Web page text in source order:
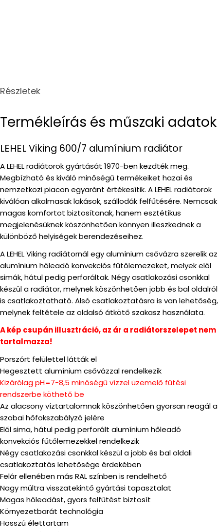
Részletek
Termékleírás és műszaki adatok
LEHEL Viking 600/7 alumínium radiátor
A LEHEL radiátorok gyártását 1970-ben kezdték meg.
Megbízható és kiváló minőségű termékeiket hazai és
nemzetközi piacon egyaránt értékesítik. A LEHEL radiátorok
kiválóan alkalmasak lakások, szállodák felfűtésére. Nemcsak
magas komfortot biztosítanak, hanem esztétikus
megjelenésüknek köszönhetően könnyen illeszkednek a
különböző helyiségek berendezéseihez.
A LEHEL Viking radiátornál egy alumínium csővázra szerelik az
alumínium hőleadó konvekciós fűtőlemezeket, melyek elől
simák, hátul pedig perforáltak. Négy csatlakozási csonkkal
készül a radiátor, melynek köszönhetően jobb és bal oldalról
is csatlakoztatható. Alsó csatlakoztatásra is van lehetőség,
melynek feltétele az oldalsó átkötő szakasz használata.
A kép csupán illusztráció, az ár a radiátorszelepet nem
tartalmazza!
Porszórt felülettel látták el
Hegesztett alumínium csővázzal rendelkezik
Kizárólag pH=7-8,5 minőségű vízzel üzemelő fűtési
rendszerbe köthető be
Az alacsony víztartalomnak köszönhetően gyorsan reagál a
szobai hőfokszabályzó jelére
Elől sima, hátul pedig perforált alumínium hőleadó
konvekciós fűtőlemezekkel rendelkezik
Négy csatlakozási csonkkal készül a jobb és bal oldali
csatlakoztatás lehetősége érdekében
Felár ellenében más RAL színben is rendelhető
Nagy múltra visszatekintő gyártási tapasztalat
Magas hőleadást, gyors felfűtést biztosít
Környezetbarát technológia
Hosszú élettartam